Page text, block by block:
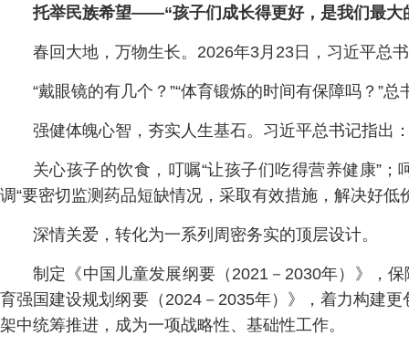
托举民族希望——“孩子们成长得更好，是我们最大
春回大地，万物生长。2026年3月23日，习近平总
“戴眼镜的有几个？”“体育锻炼的时间有保障吗？”
强健体魄心智，夯实人生基石。习近平总书记指出
关心孩子的饮食，叮嘱“让孩子们吃得营养健康”
调“要密切监测药品短缺情况，采取有效措施，解决好低
深情关爱，转化为一系列周密务实的顶层设计。
制定《中国儿童发展纲要（2021－2030年）》，
育强国建设规划纲要（2024－2035年）》，着力构建
架中统筹推进，成为一项战略性、基础性工作。